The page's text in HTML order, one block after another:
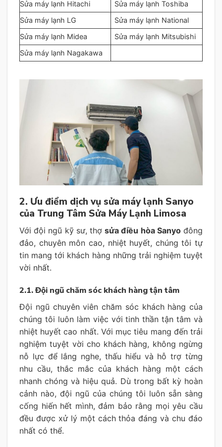
Sửa máy lạnh Hitachi
Sửa máy lạnh Toshiba
Sửa máy lạnh LG
Sửa máy lạnh National
Sửa máy lạnh Midea
Sửa máy lạnh Mitsubishi
Sửa máy lạnh Nagakawa
2. Ưu điểm dịch vụ sửa máy lạnh Sanyo
của Trung Tâm Sửa Máy Lạnh Limosa
Với đội ngũ kỹ sư, thợsửa điều hòa Sanyođông
đảo, chuyên môn cao, nhiệt huyết, chúng tôi tự
tin mang tới khách hàng những trải nghiệm tuyệt
vời nhất.
2.1. Đội ngũ chăm sóc khách hàng tận tâm
Đội ngũ chuyên viên chăm sóc khách hàng của
chúng tôi luôn làm việc với tinh thần tận tâm và
nhiệt huyết cao nhất. Với mục tiêu mang đến trải
nghiệm tuyệt vời cho khách hàng, không ngừng
nỗ lực để lắng nghe, thấu hiểu và hỗ trợ từng
nhu cầu, thắc mắc của khách hàng một cách
nhanh chóng và hiệu quả. Dù trong bất kỳ hoàn
cảnh nào, đội ngũ của chúng tôi luôn sẵn sàng
cống hiến hết mình, đảm bảo rằng mọi yêu cầu
đều được xử lý một cách thỏa đáng và chu đáo
nhất có thể.